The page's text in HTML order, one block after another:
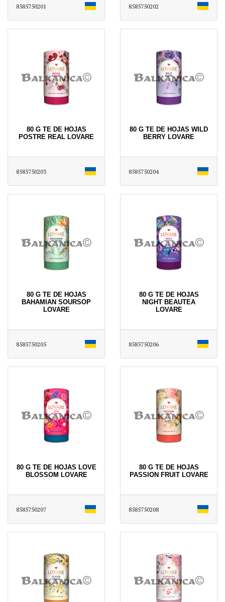
8585750201 8585750202
80 G TE DE HOJAS
POSTRE REAL LOVARE
8585750203
80 G TE DE HOJAS WILD
BERRY LOVARE
8585750204
80 G TE DE HOJAS
BAHAMIAN SOURSOP
LOVARE
8585750205
80 G TE DE HOJAS
NIGHT BEAUTEA
LOVARE
8585750206
80 G TE DE HOJAS LOVE
BLOSSOM LOVARE
8585750207
80 G TE DE HOJAS
PASSION FRUIT LOVARE
8585750208